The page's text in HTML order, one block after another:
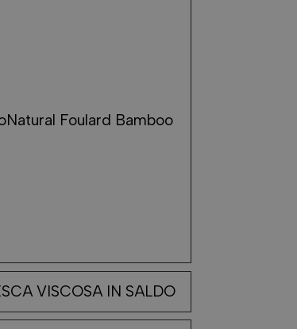
Foulard Bamboo
VISCOSA IN SALDO